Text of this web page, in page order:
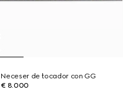
Neceser de tocador con GG
€ 8.000